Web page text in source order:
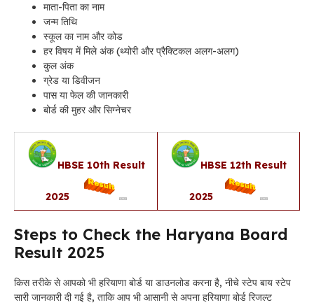
माता-पिता का नाम
जन्म तिथि
स्कूल का नाम और कोड
हर विषय में मिले अंक (थ्योरी और प्रैक्टिकल अलग-अलग)
कुल अंक
ग्रेड या डिवीजन
पास या फेल की जानकारी
बोर्ड की मुहर और सिग्नेचर
HBSE 10th Result
2025
HBSE 12th Result
2025
Steps to Check the Haryana Board
Result 2025
किस तरीके से आपको भी हरियाणा बोर्ड या डाउनलोड करना है, नीचे स्टेप बाय स्टेप
सारी जानकारी दी गई है, ताकि आप भी आसानी से अपना हरियाणा बोर्ड रिजल्ट